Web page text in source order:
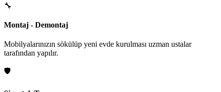
🔧
Montaj - Demontaj
Mobilyalarınızın sökülüp yeni evde kurulması uzman ustalar
tarafından yapılır.
🛡️